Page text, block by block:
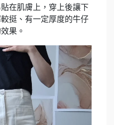
在肌膚上，穿上後讓下
挺、有一定厚度的牛仔
果。